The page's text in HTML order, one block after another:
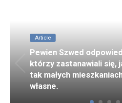
Article
Pewien Szwed
którzy zastanawiali się,
tak małych
własne.